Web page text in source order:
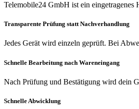
Telemobile24 GmbH ist ein
Transparente Prüfung statt Nachverhandlung
Jedes Gerät wird einzeln geprüft. Bei
Schnelle Bearbeitung nach Wareneingang
Nach Prüfung und Bestätigung wird dein
Schnelle Abwicklung